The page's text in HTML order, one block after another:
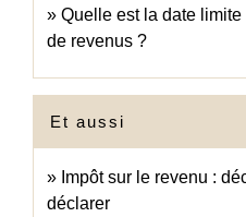
Quelle est la date
de revenus ?
Et aussi
Impôt sur le revenu :
déclarer